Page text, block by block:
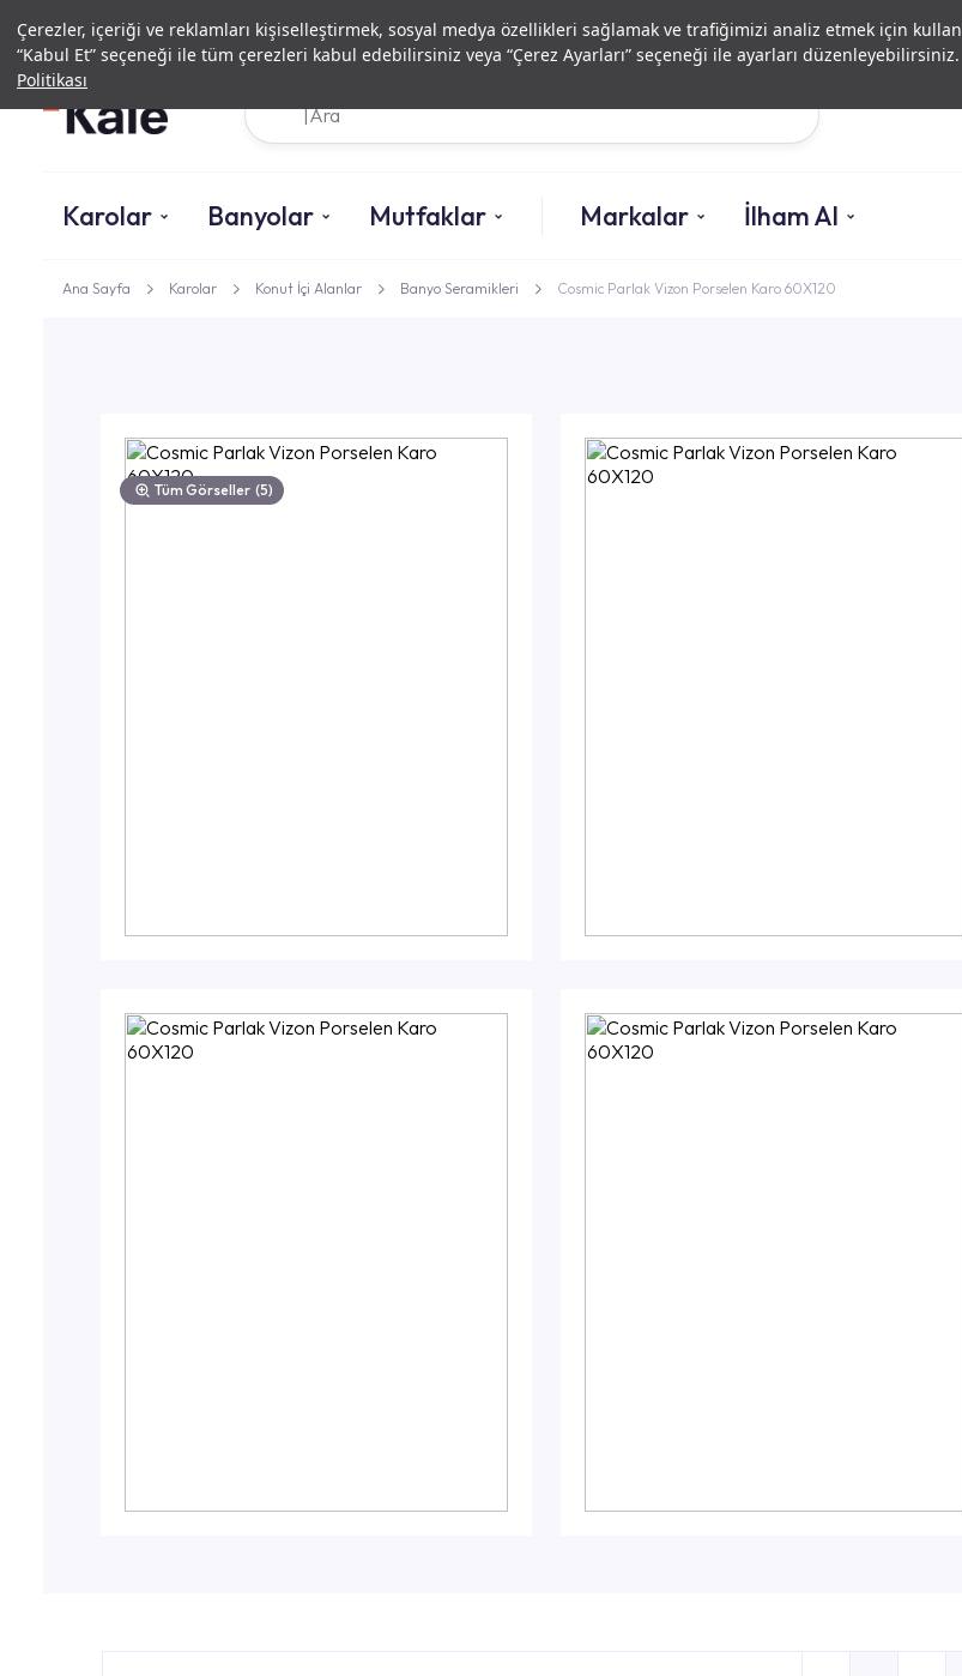
Çerezler, içeriği ve reklamları kişiselleştirmek, sosyal medya özellikleri sağlamak ve trafiğimizi analiz etmek için
“Kabul Et” seçeneği ile tüm çerezleri kabul edebilirsiniz veya “Çerez Ayarları” seçeneği ile ayarları düzenleyebilirsiniz.
Politikası
Ara
Karolar Banyolar Mutfaklar Markalar İlham Al
Ana Sayfa Karolar Konut İçi Alanlar Banyo Seramikleri Cosmic Parlak Vizon Porselen Karo 60X120
Tüm Görseller (5)